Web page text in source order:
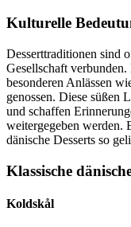
Kulturelle
Desserttraditionen sind
Gesellschaft
besonderen Anlässen
genossen. Diese süßen
und schaffen
weitergegeben werden.
dänische Desserts so
Klassische
Koldskål